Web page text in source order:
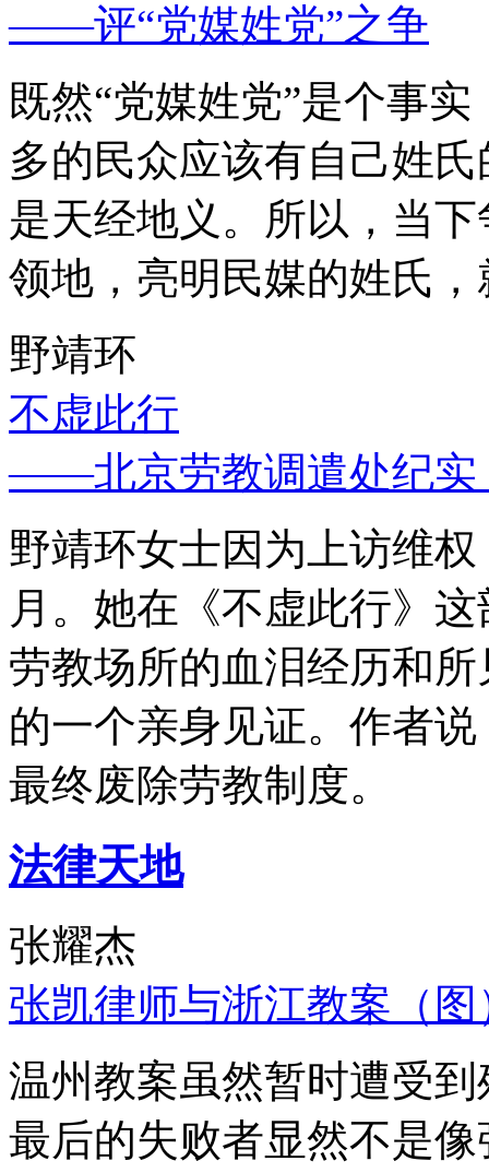
——评“党媒姓党”之争
既然“党媒姓党”是个事
多的民众应该有自己姓
是天经地义。所以，当
领地，亮明民媒的姓氏
野靖环
不虚此行
——北京劳教调遣处纪实
野靖环女士因为上访维
月。她在《不虚此行》
劳教场所的血泪经历和
的一个亲身见证。作者
最终废除劳教制度。
法律天地
张耀杰
张凯律师与浙江教案（图
温州教案虽然暂时遭受
最后的失败者显然不是